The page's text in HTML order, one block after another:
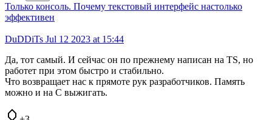
Только консоль. Почему текстовый интерфейс настолько
эффективен
DuDDiTs Jul 12 2023 at 15:44
Да, тот самый. И сейчас он по прежнему написан на TS, но
работет при этом быстро и стабильно.
Что возвращает нас к прямоте рук разработчиков. Память
можно и на C выжигать.